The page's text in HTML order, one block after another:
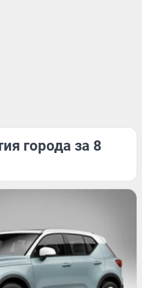
города за 8